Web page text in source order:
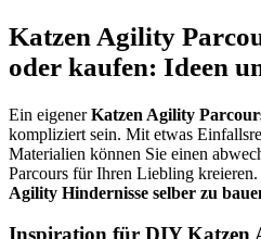
Katzen Agility
oder kaufen: Ideen
Ein eigenerKatzen Agility
kompliziert sein. Mit etwas
Materialien können Sie einen
Parcours für Ihren Liebling kreieren.
Agility Hindernisse selber zu
Inspiration für DIY Katzen